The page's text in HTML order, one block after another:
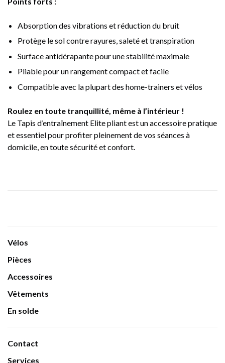
Absorption des vibrations et réduction du bruit
Protège le sol contre rayures, saleté et transpiration
Surface antidérapante pour une stabilité maximale
Pliable pour un rangement compact et facile
Compatible avec la plupart des home-trainers et vélos
Roulez en toute tranquillité, même à l’intérieur !
Le Tapis d’entraînement Elite pliant est un accessoire pratique
et essentiel pour profiter pleinement de vos séances à
domicile, en toute sécurité et confort.
Vélos
Pièces
Accessoires
Vêtements
En solde
Contact
Services